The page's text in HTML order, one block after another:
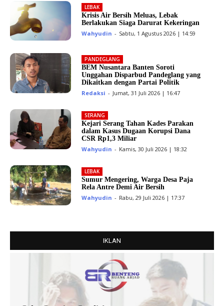
LEBAK
Krisis Air Bersih Meluas, Lebak
Berlakukan Siaga Darurat Kekeringan
Wahyudin - Sabtu, 1 Agustus 2026 | 14:59
PANDEGLANG
BEM Nusantara Banten Soroti
Unggahan Disparbud Pandeglang yang
Dikaitkan dengan Partai Politik
Redaksi - Jumat, 31 Juli 2026 | 16:47
SERANG
Kejari Serang Tahan Kades Parakan
dalam Kasus Dugaan Korupsi Dana
CSR Rp1,3 Miliar
Wahyudin - Kamis, 30 Juli 2026 | 18:32
LEBAK
Sumur Mengering, Warga Desa Paja
Rela Antre Demi Air Bersih
Wahyudin - Rabu, 29 Juli 2026 | 17:37
IKLAN